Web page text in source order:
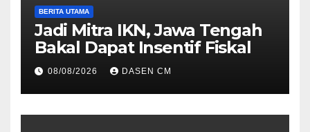
BERITA UTAMA
Jadi Mitra IKN, Jawa Tengah
Bakal Dapat Insentif Fiskal
08/08/2026 DASEN CM